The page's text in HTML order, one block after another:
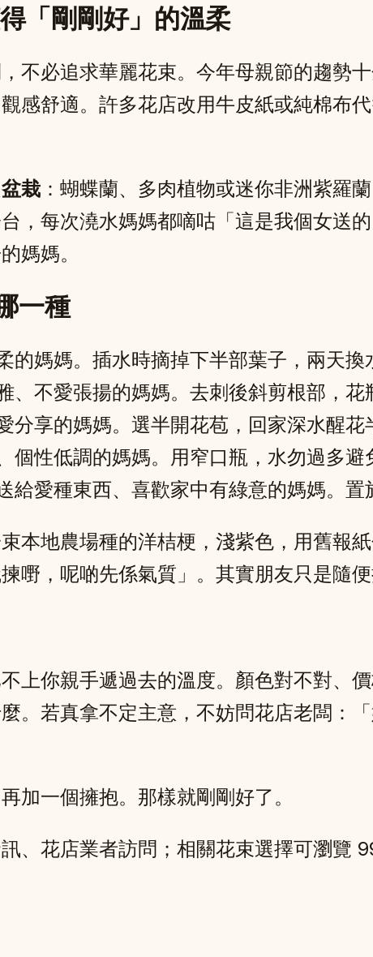
「剛剛好」的溫柔
不必追求華麗花束。今年母親節的趨
感舒適。許多花店改用牛皮紙或純棉布
盆栽 ：蝴蝶蘭、多肉植物或迷你非洲紫羅
，每次澆水媽媽都嘀咕「這是我個女送
媽媽。
一種
的媽媽。插水時摘掉下半部葉子，兩天換
、不愛張揚的媽媽。去刺後斜剪根部，花
分享的媽媽。選半開花苞，回家深水醒花
個性低調的媽媽。用窄口瓶，水勿過多避
給愛種東西、喜歡家中有綠意的媽媽。置
本地農場種的洋桔梗，淺紫色，用舊報
嘢，呢啲先係氣質」。其實朋友只是隨
上你親手遞過去的溫度。顏色對不對、
。若真拿不定主意，不妨問花店老闆：
加一個擁抱。那樣就剛剛好了。
訊、花店業者訪問；相關花束選擇可瀏覽